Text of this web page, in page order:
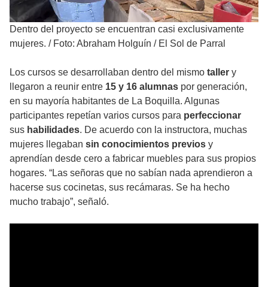
Dentro del proyecto se encuentran casi exclusivamente
mujeres. / Foto: Abraham Holguín / El Sol de Parral
Los cursos se desarrollaban dentro del mismo taller y
llegaron a reunir entre 15 y 16 alumnas por generación,
en su mayoría habitantes de La Boquilla. Algunas
participantes repetían varios cursos para perfeccionar
sus habilidades. De acuerdo con la instructora, muchas
mujeres llegaban sin conocimientos previos y
aprendían desde cero a fabricar muebles para sus propios
hogares. “Las señoras que no sabían nada aprendieron a
hacerse sus cocinetas, sus recámaras. Se ha hecho
mucho trabajo”, señaló.